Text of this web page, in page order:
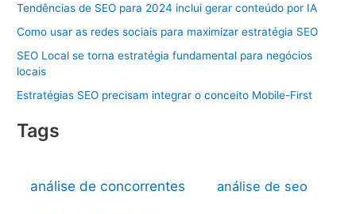
Tendências de SEO para 2024 inclui gerar conteúdo por IA
Como usar as redes sociais para maximizar estratégia SEO
SEO Local se torna estratégia fundamental para negócios
locais
Estratégias SEO precisam integrar o conceito Mobile-First
Tags
análise de concorrentes análise de seo